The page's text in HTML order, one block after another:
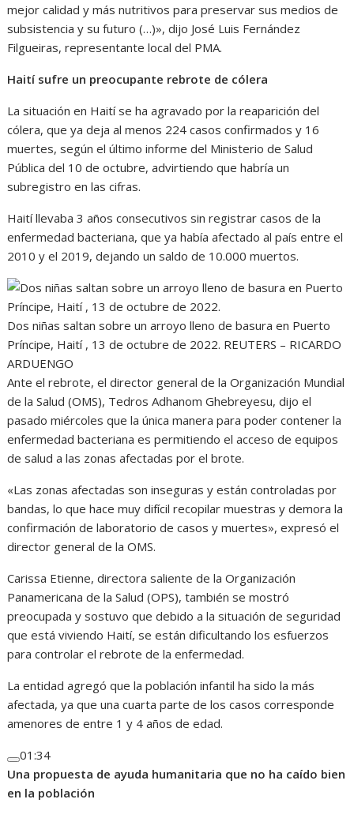
mejor calidad y más nutritivos para preservar sus medios de
subsistencia y su futuro (…)», dijo José Luis Fernández
Filgueiras, representante local del PMA.
Haití sufre un preocupante rebrote de cólera
La situación en Haití se ha agravado por la reaparición del
cólera, que ya deja al menos 224 casos confirmados y 16
muertes, según el último informe del Ministerio de Salud
Pública del 10 de octubre, advirtiendo que habría un
subregistro en las cifras.
Haití llevaba 3 años consecutivos sin registrar casos de la
enfermedad bacteriana, que ya había afectado al país entre el
2010 y el 2019, dejando un saldo de 10.000 muertos.
Dos niñas saltan sobre un arroyo lleno de basura en Puerto
Príncipe, Haití , 13 de octubre de 2022. REUTERS – RICARDO
ARDUENGO
Ante el rebrote, el director general de la Organización Mundial
de la Salud (OMS), Tedros Adhanom Ghebreyesu, dijo el
pasado miércoles que la única manera para poder contener la
enfermedad bacteriana es permitiendo el acceso de equipos
de salud a las zonas afectadas por el brote.
«Las zonas afectadas son inseguras y están controladas por
bandas, lo que hace muy difícil recopilar muestras y demora la
confirmación de laboratorio de casos y muertes», expresó el
director general de la OMS.
Carissa Etienne, directora saliente de la Organización
Panamericana de la Salud (OPS), también se mostró
preocupada y sostuvo que debido a la situación de seguridad
que está viviendo Haití, se están dificultando los esfuerzos
para controlar el rebrote de la enfermedad.
La entidad agregó que la población infantil ha sido la más
afectada, ya que una cuarta parte de los casos corresponde
amenores de entre 1 y 4 años de edad.
01:34
Una propuesta de ayuda humanitaria que no ha caído bien
en la población